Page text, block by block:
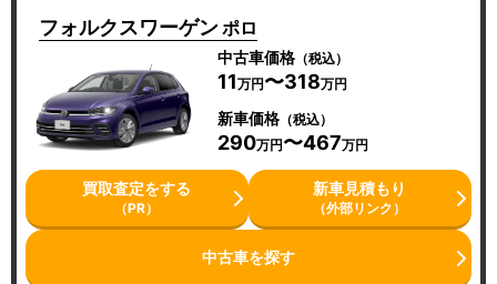
フォルクスワーゲンポロ
中古車価格（税込）
11万円〜318万円
新車価格（税込）
290万円〜467万円
買取査定をする
（PR）
新車見積もり
（外部リンク）
中古車を探す